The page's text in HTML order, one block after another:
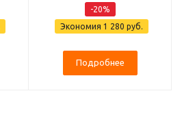
-20%
Экономия 1 280 руб.
Подробнее